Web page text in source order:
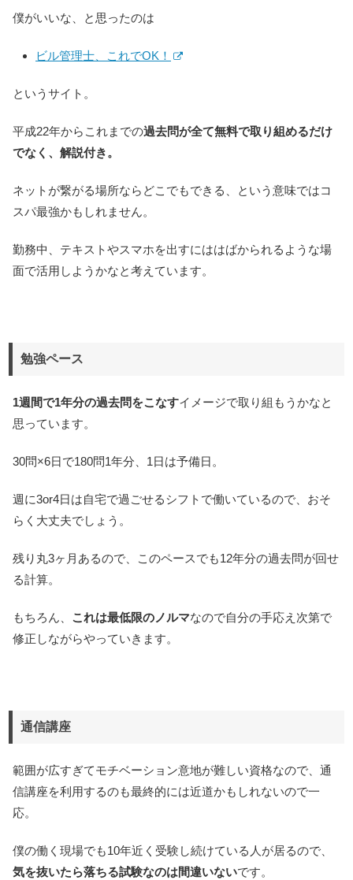
僕がいいな、と思ったのは
ビル管理士、これでOK！
というサイト。
平成22年からこれまでの過去問が全て無料で取り組めるだけ
でなく、解説付き。
ネットが繋がる場所ならどこでもできる、という意味ではコ
スパ最強かもしれません。
勤務中、テキストやスマホを出すにははばかられるような場
面で活用しようかなと考えています。
勉強ペース
1週間で1年分の過去問をこなすイメージで取り組もうかなと
思っています。
30問×6日で180問1年分、1日は予備日。
週に3or4日は自宅で過ごせるシフトで働いているので、おそ
らく大丈夫でしょう。
残り丸3ヶ月あるので、このペースでも12年分の過去問が回せ
る計算。
もちろん、 これは最低限のノルマなので自分の手応え次第で
修正しながらやっていきます。
通信講座
範囲が広すぎてモチベーション意地が難しい資格なので、通
信講座を利用するのも最終的には近道かもしれないので一
応。
僕の働く現場でも10年近く受験し続けている人が居るので、
気を抜いたら落ちる試験なのは間違いないです。